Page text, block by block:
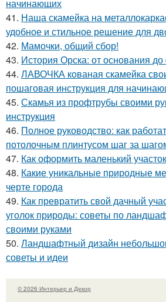
начинающих
41. Наша скамейка на
удобное и стильное решение для
42. Мамочки, общий сбор!
43. История Орска: от основания
44. ЛАВОЧКА кованая скамейка
пошаговая инструкция для
45. Скамья из профтрубы своими
инструкция
46. Полное руководство: как
потолочным плинтусом шаг за
47. Как оформить маленький
48. Какие уникальные природные
черте города
49. Как превратить свой дачный
уголок природы: советы по
своими руками
50. Ландшафтный дизайн
советы и идеи
© 2026 Интерьер и Декор